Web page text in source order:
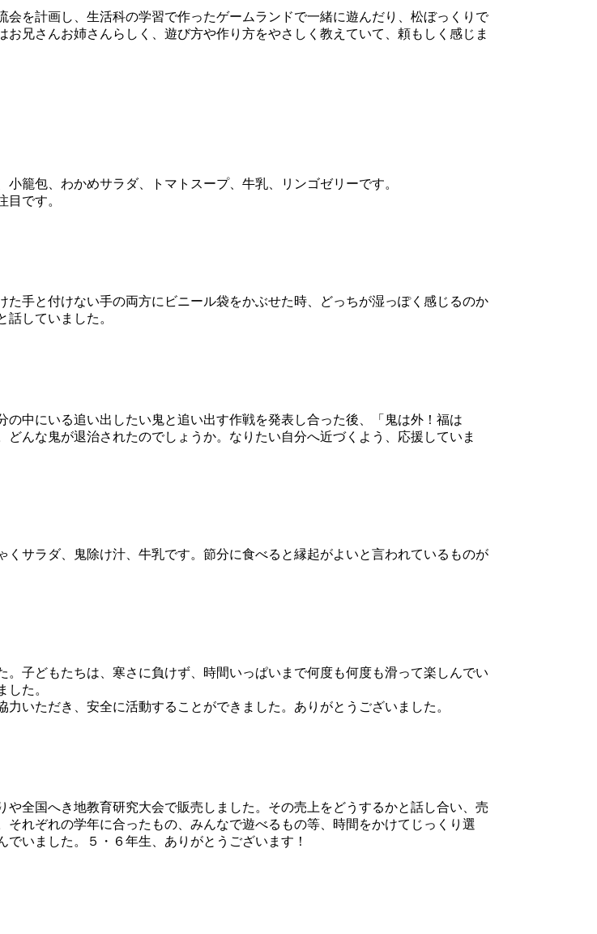
を計画し、生活科の学習で作ったゲームランドで一緒に遊んだり、松ぼっくりで
兄さんお姉さんらしく、遊び方や作り方をやさしく教えていて、頼もしく感じま
籠包、わかめサラダ、トマトスープ、牛乳、リンゴゼリーです。
です。
手と付けない手の両方にビニール袋をかぶせた時、どっちが湿っぽく感じるのか
していました。
中にいる追い出したい鬼と追い出す作戦を発表し合った後、「鬼は外！福は
んな鬼が退治されたのでしょうか。なりたい自分へ近づくよう、応援していま
サラダ、鬼除け汁、牛乳です。節分に食べると縁起がよいと言われているものが
子どもたちは、寒さに負けず、時間いっぱいまで何度も何度も滑って楽しんでい
た。
いただき、安全に活動することができました。ありがとうございました。
全国へき地教育研究大会で販売しました。その売上をどうするかと話し合い、売
れぞれの学年に合ったもの、みんなで遊べるもの等、時間をかけてじっくり選
いました。５・６年生、ありがとうございます！